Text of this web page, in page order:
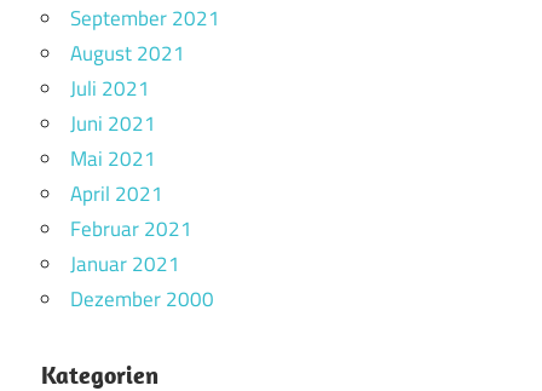
September 2021
August 2021
Juli 2021
Juni 2021
Mai 2021
April 2021
Februar 2021
Januar 2021
Dezember 2000
Kategorien